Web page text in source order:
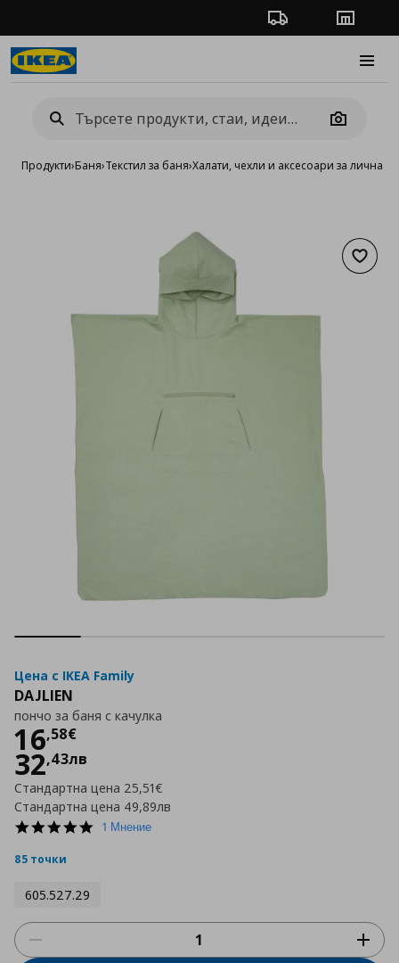
Проследяване на
Camera
Продукти›Баня›Текстил за баня›Халати, чехли и аксесоари за лична
Цена с IKEA Family
DAJLIEN
пончо за баня с качулка
16,58€
Цена
32,43лв
Стандартна цена 25,51€
Стандартна цена 49,89лв
5.01 Мнение
85 точки
605.527.29